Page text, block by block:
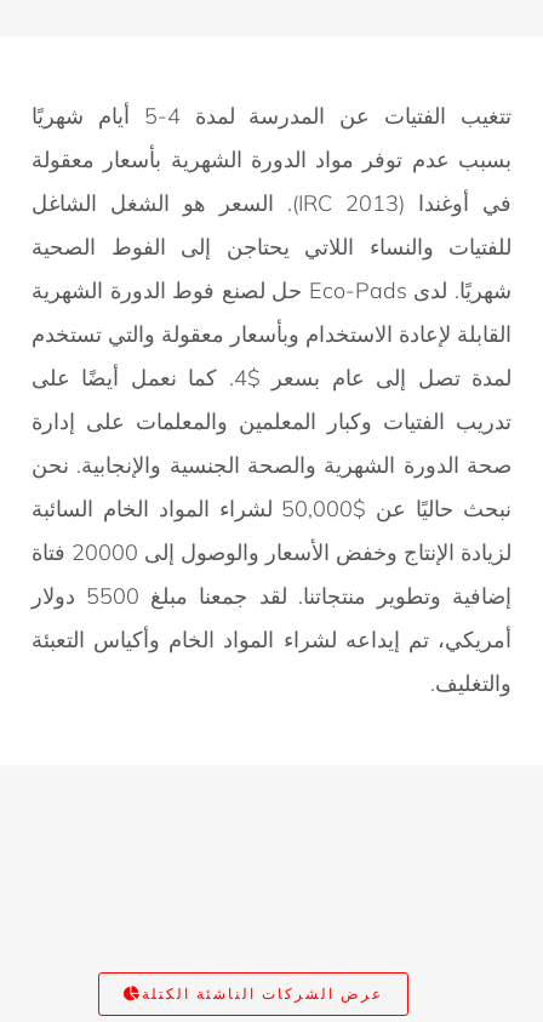
تتغيب الفتيات عن المدرسة لمدة 4-5 أيام شهريًا
بسبب عدم توفر مواد الدورة الشهرية بأسعار معقولة
في أوغندا (IRC 2013). السعر هو الشغل الشاغل
للفتيات والنساء اللاتي يحتاجن إلى الفوط الصحية
شهريًا. لدى Eco-Pads حل لصنع فوط الدورة الشهرية
القابلة لإعادة الاستخدام وبأسعار معقولة والتي تستخدم
لمدة تصل إلى عام بسعر $4. كما نعمل أيضًا على
تدريب الفتيات وكبار المعلمين والمعلمات على إدارة
صحة الدورة الشهرية والصحة الجنسية والإنجابية. نحن
نبحث حاليًا عن $50,000 لشراء المواد الخام السائبة
لزيادة الإنتاج وخفض الأسعار والوصول إلى 20000 فتاة
إضافية وتطوير منتجاتنا. لقد جمعنا مبلغ 5500 دولار
أمريكي، تم إيداعه لشراء المواد الخام وأكياس التعبئة
والتغليف.
عرض الشركات الناشئة الكتلة